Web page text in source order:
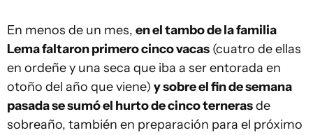
En menos de un mes, en el tambo de la familia
Lema faltaron primero cinco vacas (cuatro de ellas
en ordeñe y una seca que iba a ser entorada en
otoño del año que viene) y sobre el fin de semana
pasada se sumó el hurto de cinco ternerasde
sobreaño, también en preparación para el próximo